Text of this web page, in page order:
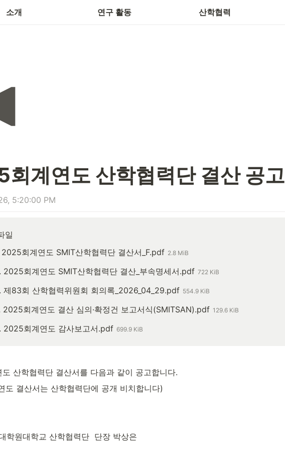
소개 연구 활동 산학협력
학생연구자 고충·상담창구
계연도 산학협력단 결산 공고
5:20:00 PM
일
2025회계연도 SMIT산학협력단 결산서_F.pdf 2.8 MiB
2025회계연도 SMIT산학협력단 결산_부속명세서.pdf 722 KiB
제83회 산학협력위원회 회의록_2026_04_29.pdf 554.9 KiB
2025회계연도 결산 심의·확정건 보고서식(SMITSAN).pdf 129.6 KiB
2025회계연도 감사보고서.pdf 699.9 KiB
산학협력단 결산서를 다음과 같이 공고합니다.
도 결산서는 산학협력단에 공개 비치합니다)
학원대학교 산학협력단  단장 박상은